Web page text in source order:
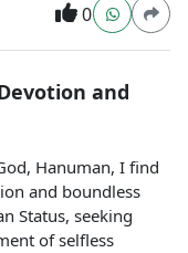
0
and
Hanuman, I find
and boundless
Status, seeking
of selfless